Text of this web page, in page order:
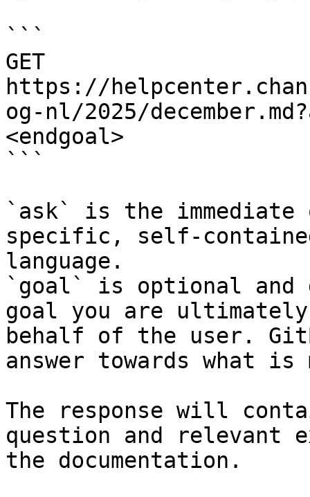
```
GET
https://
og-nl/2025/
<endgoal>
```
`ask` is the
specific, self-
language.
`goal` is optional and
goal you are
behalf of the user.
answer towards what
The response will
question and relevant
the documentation.